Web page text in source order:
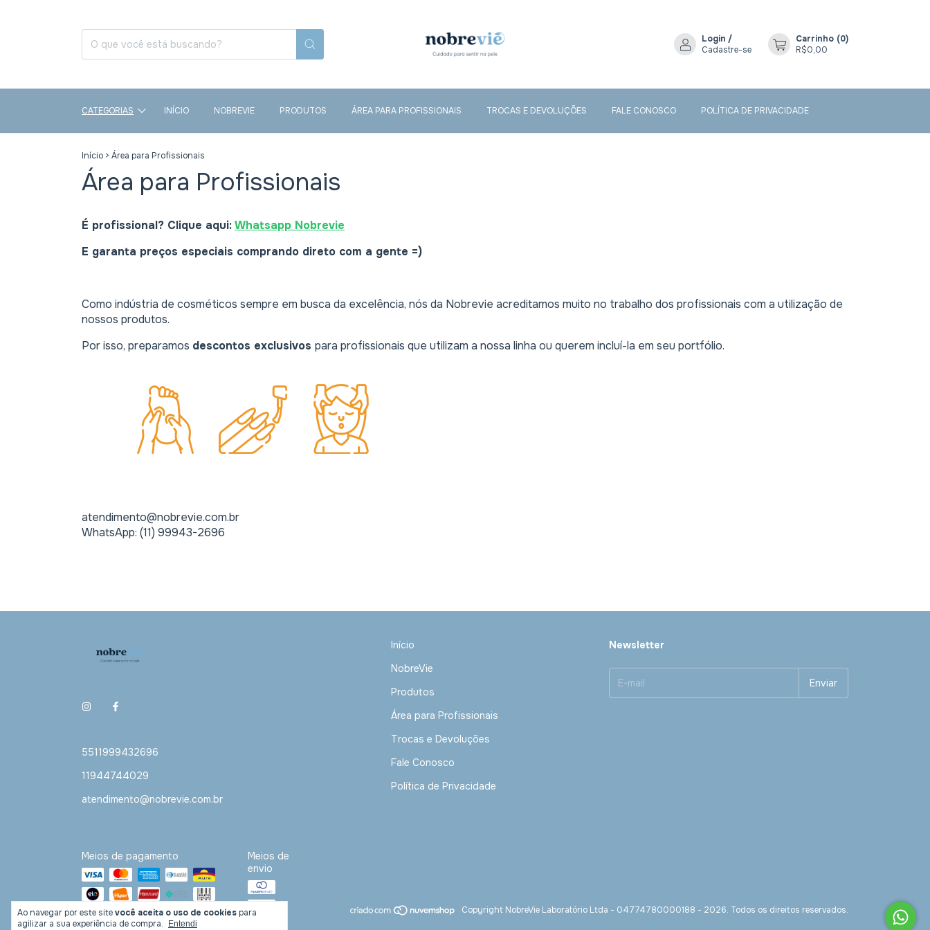
Login /
Cadastre-se
Carrinho (0)
R$0,00
CATEGORIAS INÍCIO NOBREVIE PRODUTOS ÁREA PARA PROFISSIONAIS TROCAS E DEVOLUÇÕES FALE CONOSCO POLÍTICA DE PRIVACIDADE
Ao navegar por este sitevocê aceita o uso de cookies para
agilizar a sua experiência de compra.
Entendi
Início > Área para Profissionais
Área para Profissionais
É profissional? Clique aqui:Whatsapp Nobrevie
E garanta preços especiais comprando direto com a gente =)
Como indústria de cosméticos sempre em busca da excelência, nós da Nobrevie acreditamos muito no trabalho dos profissionais com a utilização de
nossos produtos.
Por isso, preparamos descontos exclusivos para profissionais que utilizam a nossa linha ou querem incluí-la em seu portfólio.
atendimento@nobrevie.com.br
WhatsApp: (11) 99943-2696
5511999432696
11944744029
atendimento@nobrevie.com.br
Início
NobreVie
Produtos
Área para Profissionais
Trocas e Devoluções
Fale Conosco
Política de Privacidade
Newsletter
Meios de pagamento
Meios de
envio
Copyright NobreVie Laboratório Ltda - 04774780000188 - 2026. Todos os direitos reservados.